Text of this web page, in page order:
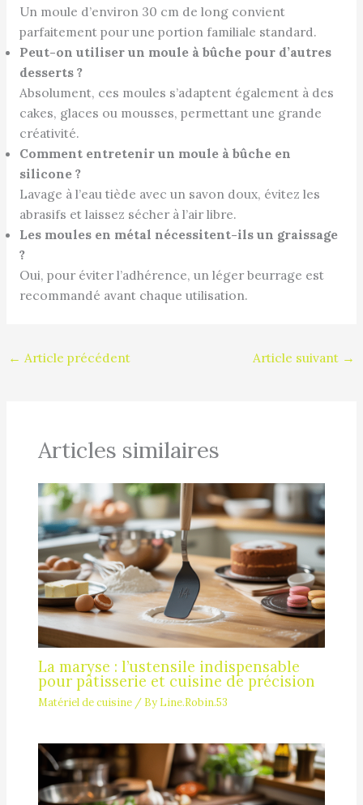
Un moule d’environ 30 cm de long convient
parfaitement pour une portion familiale standard.
Peut-on utiliser un moule à bûche pour d’autres
desserts ?
Absolument, ces moules s’adaptent également à des
cakes, glaces ou mousses, permettant une grande
créativité.
Comment entretenir un moule à bûche en
silicone ?
Lavage à l’eau tiède avec un savon doux, évitez les
abrasifs et laissez sécher à l’air libre.
Les moules en métal nécessitent-ils un graissage
?
Oui, pour éviter l’adhérence, un léger beurrage est
recommandé avant chaque utilisation.
← Article précédent Article suivant →
Articles similaires
La maryse : l’ustensile indispensable
pour pâtisserie et cuisine de précision
Matériel de cuisine / By Line.Robin.53